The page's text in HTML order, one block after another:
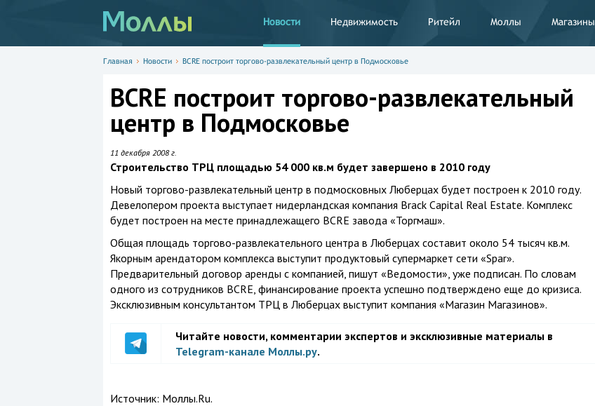
Новости Недвижимость Ритейл Моллы Магазины
Главная Новости BCRE построит торгово-развлекательный центр в Подмосковье
BCRE построит торгово-развлекательный
центр в Подмосковье
11 декабря 2008 г.
Строительство ТРЦ площадью 54 000 кв.м будет завершено в 2010 году
Новый торгово-развлекательный центр в подмосковных Люберцах будет построен к 2010 году.
Девелопером проекта выступает нидерландская компания Brack Capital Real Estate. Комплекс
будет построен на месте принадлежащего BCRE завода «Торгмаш».
Общая площадь торгово-развлекательного центра в Люберцах составит около 54 тысяч кв.м.
Якорным арендатором комплекса выступит продуктовый супермаркет сети «Spar».
Предварительный договор аренды с компанией, пишут «Ведомости», уже подписан. По словам
одного из сотрудников BCRE, финансирование проекта успешно подтверждено еще до кризиса.
Эксклюзивным консультантом ТРЦ в Люберцах выступит компания «Магазин Магазинов».
Читайте новости, комментарии экспертов и эксклюзивные материалы в
Telegram-канале Моллы.ру.
Источник: Моллы.Ru.